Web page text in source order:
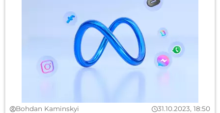
Bohdan Kaminskyi 31.10.2023, 18:50